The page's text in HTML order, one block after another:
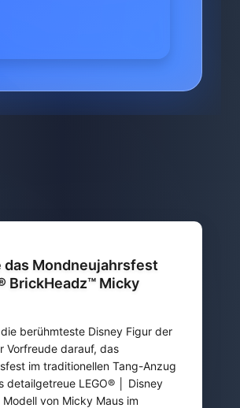
das Mondneujahrsfest
BrickHeadz™ Micky
berühmteste Disney Figur der
Vorfreude darauf, das
im traditionellen Tang-Anzug
detailgetreue LEGO® │ Disney
von Micky Maus im